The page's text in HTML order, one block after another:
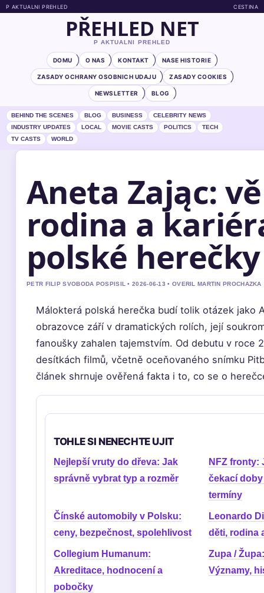
P AKTUALNI PREHLED CESTINA
PŘEHLED NET
P AKTUALNI PREHLED
DOMU O NAS KONTAKT NASE HISTORIE
ZASADY OCHRANY OSOBNICH UDAJU ZASADY COOKIES
NEWSLETTER BLOG
BEHIND THE SCENES BLOG BUSINESS
CELEBRITY NEWS
INDUSTRY UPDATES
LOCAL MOVIE CASTS POLITICS
TECH
TV CASTS
WORLD
Aneta Zając:
rodina a
polské herečky
PETR FILIP SVOBODA POSPISIL • 2026-06-13 • OVERIL MARTIN PROCHAZKA
Málokterá polská herečka budí tolik otázek jako
obrazovce září v dramatických rolích, její
fanoušky zahalen tajemstvím. Od debutu v roce
desítkách filmů, včetně oceňovaného snímku
článek shrnuje ověřená fakta i to, co se o
TOHLE SI NENECHTE UJIT
Nejlepší vruty do dřeva: Jak
správně vybrat typ a rozměr
NFZ fronty:
čekací
termíny
Čínské automobily v Polsku:
ceny, bezpečnost, spolehlivost
Leonardo
děti, rodina
Collegium Humanum:
Akreditace, hodnocení a
pobočky
Zupa /
Významy,